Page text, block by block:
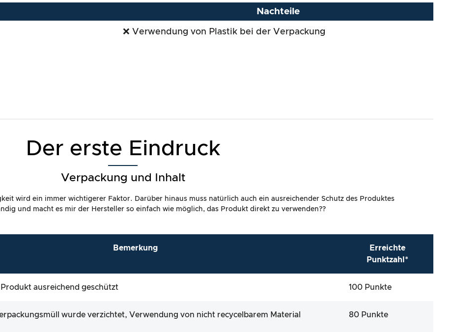
Nachteile
❌ Verwendung von Plastik bei der Verpackung
Der erste Eindruck
Verpackung und Inhalt
wird ein immer wichtigerer Faktor. Darüber hinaus muss natürlich auch ein ausreichender Schutz des Produktes
und macht es mir der Hersteller so einfach wie möglich, das Produkt direkt zu verwenden??
Bemerkung
Erreichte
Punktzahl*
ausreichend geschützt 100 Punkte
wurde verzichtet, Verwendung von nicht recycelbarem Material 80 Punkte